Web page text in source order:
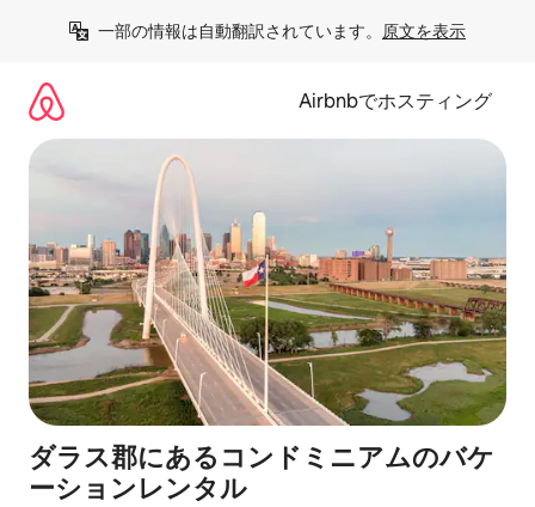
一部の情報は自動翻訳されています。 原文を表示
Airbnbでホスティング
ダラス郡にあるコンドミニアムのバケ
ーションレンタル